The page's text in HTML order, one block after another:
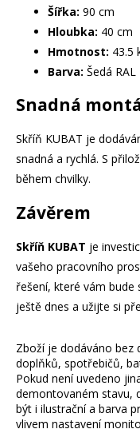
Šířka: 90 cm
Hloubka: 40 cm
Hmotnost: 43.5
Barva: Šedá RAL
Snadná
Skříň KUBAT je
snadná a rychlá. S
během chvilky.
Závěrem
Skříň KUBAT je
vašeho pracovního
řešení, které vám bude
ještě dnes a užijte si
Zboží je dodáváno bez
doplňků, spotřebičů,
Pokud není uvedeno
demontovaném stavu,
být i ilustrační a barva
vlivem nastavení